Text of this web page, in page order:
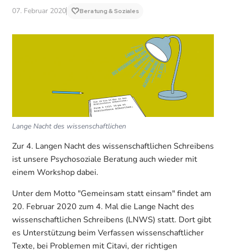
07. Februar 2020 Beratung & Soziales
Lange Nacht des wissenschaftlichen
Zur 4. Langen Nacht des wissenschaftlichen Schreibens
ist unsere Psychosoziale Beratung auch wieder mit
einem Workshop dabei.
Unter dem Motto "Gemeinsam statt einsam" findet am
20. Februar 2020 zum 4. Mal die Lange Nacht des
wissenschaftlichen Schreibens (LNWS) statt. Dort gibt
es Unterstützung beim Verfassen wissenschaftlicher
Texte, bei Problemen mit Citavi, der richtigen